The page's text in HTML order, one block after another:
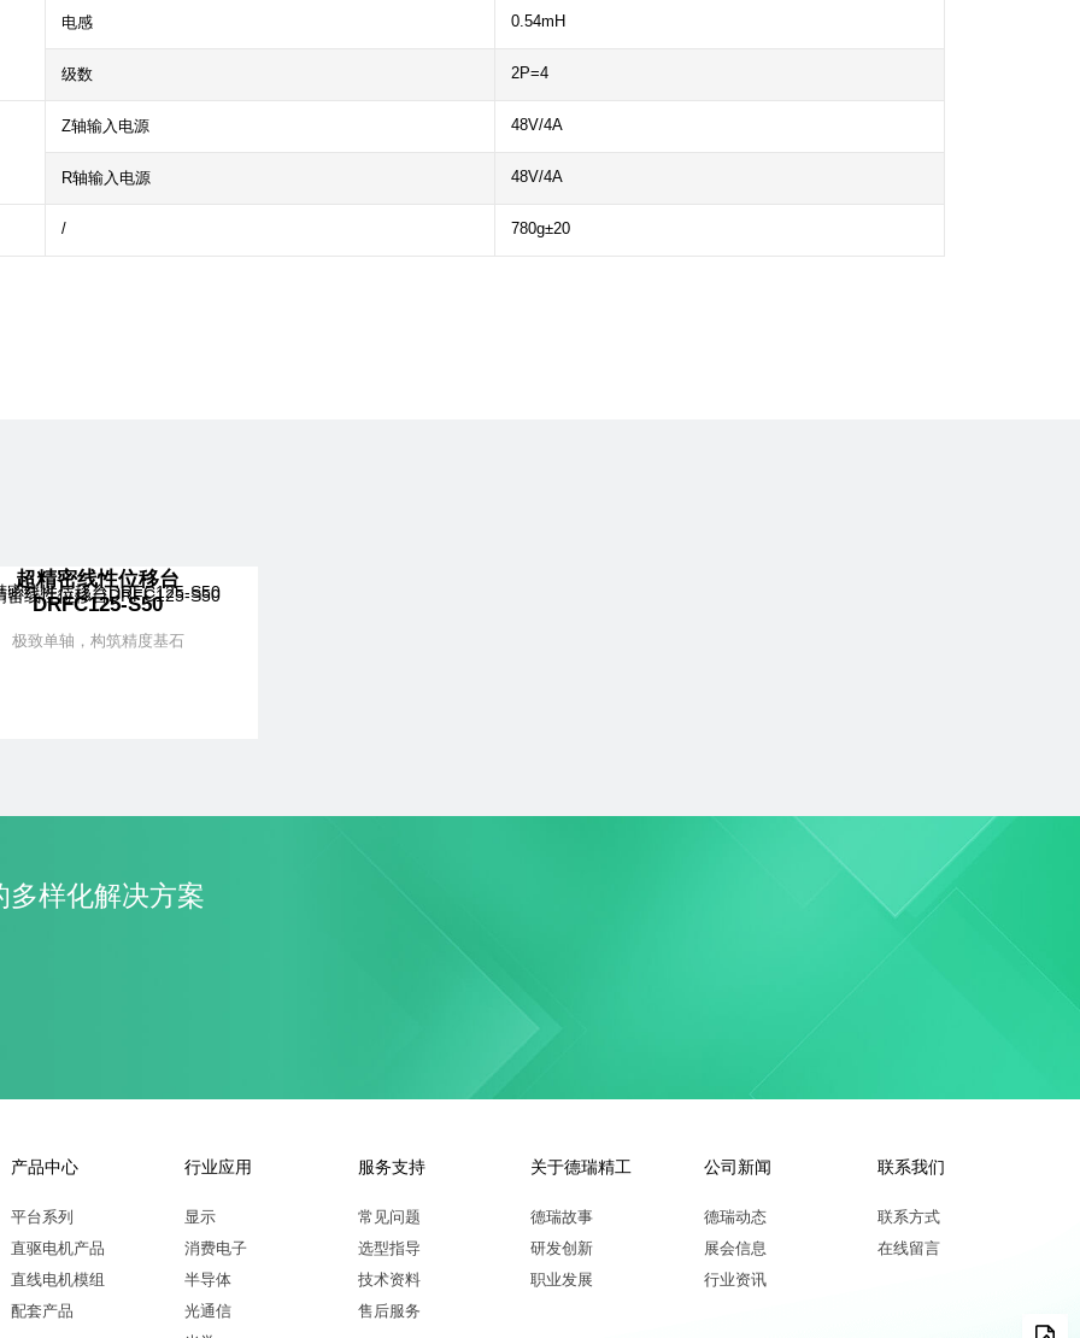
电感 0.54mH
级数 2P=4
Z轴输入电源 48V/4A
R轴输入电源 48V/4A
/ 780g±20
超精密线性位移台
DRFC125-S50
极致单轴，构筑精度基石
多样化解决方案
产品中心
平台系列
直驱电机产品
直线电机模组
配套产品
行业应用
显示
消费电子
半导体
光通信
服务支持
常见问题
选型指导
技术资料
售后服务
关于德瑞精工
德瑞故事
研发创新
职业发展
公司新闻
德瑞动态
展会信息
行业资讯
联系我们
联系方式
在线留言